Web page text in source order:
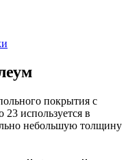
покрытия с
23 используется в
небольшую толщину